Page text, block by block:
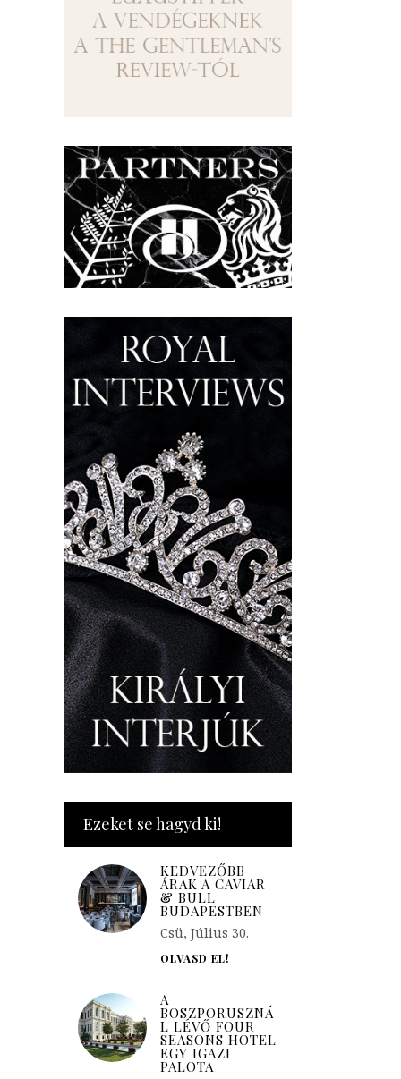
Ezeket se hagyd ki!
KEDVEZŐBB
ÁRAK A CAVIAR
& BULL
BUDAPESTBEN
Csü, Július 30.
OLVASD EL!
A
BOSZPORUSZNÁ
L LÉVŐ FOUR
SEASONS HOTEL
EGY IGAZI
PALOTA